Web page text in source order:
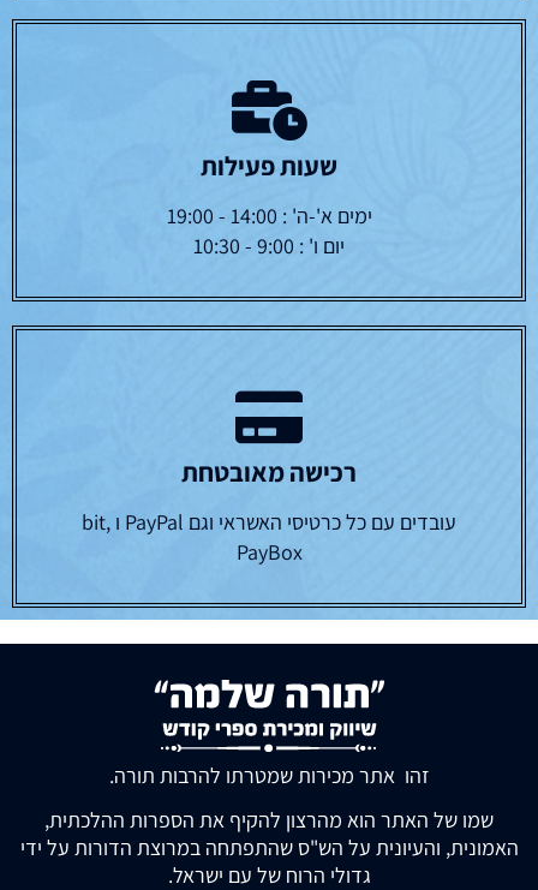
שעות פעילות
ימים א'-ה' : 14:00 - 19:00
יום ו' : 9:00 - 10:30
רכישה מאובטחת
עובדים עם כל כרטיסי האשראי וגם PayPal ו bit,
PayBox
זהו אתר מכירות שמטרתו להרבות תורה.
שמו של האתר הוא מהרצון להקיף את הספרות ההלכתית,
האמונית, והעיונית על הש"ס שהתפתחה במרוצת הדורות על ידי
גדולי הרוח של עם ישראל.